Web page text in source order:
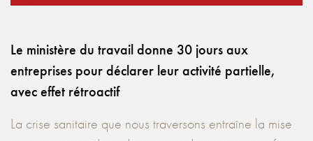
Le ministère du travail donne 30 jours aux
entreprises pour déclarer leur activité partielle,
avec effet rétroactif
La crise sanitaire que nous traversons entraîne la mise